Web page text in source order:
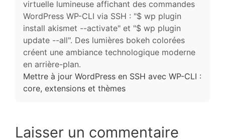
Mettre à jour WordPress en SSH avec WP-CLI :
core, extensions et thèmes
Laisser un commentaire